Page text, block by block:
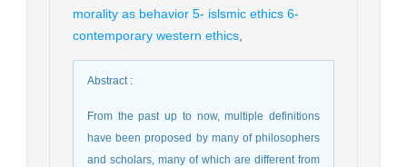
morality as behavior 5- islsmic ethics 6-
contemporary western ethics
Abstract:
From the past up to now, multiple definitions
have been proposed by many of philosophers
and scholars, many of which are different from